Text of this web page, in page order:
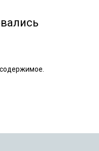
содержимое.